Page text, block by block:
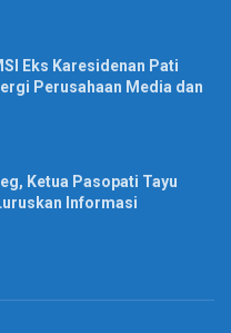
Eks Karesidenan Pati
Perusahaan Media dan
Ketua Pasopati Tayu
Informasi